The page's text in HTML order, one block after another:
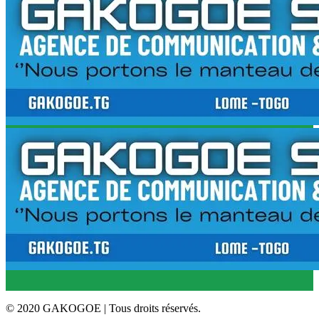
© 2020 GAKOGOE | Tous droits réservés.